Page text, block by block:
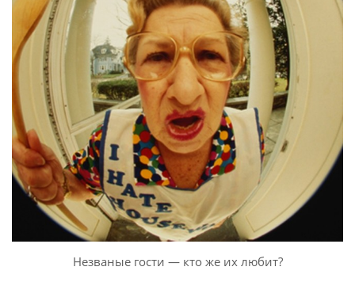
Незваные гости — кто же их любит?